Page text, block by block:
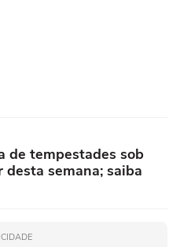
de tempestades sob
semana; saiba